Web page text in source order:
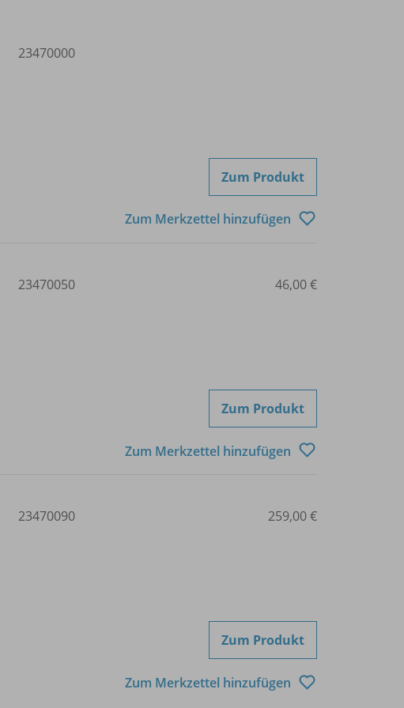
23470000
Zum Produkt
Zum Merkzettel hinzufügen
23470050 46,00 €
Zum Produkt
Zum Merkzettel hinzufügen
23470090 259,00 €
Zum Produkt
Zum Merkzettel hinzufügen